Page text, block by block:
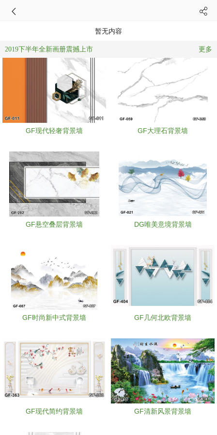
暂无内容
2019下半年全新画册震撼上市 更多
GF现代轻奢背景墙 GF大理石背景墙
GF悬空叠层背景墙 DG唯美意境背景墙
GF时尚新中式背景墙 GF几何北欧背景墙
GF现代简约背景墙 GF清新风景背景墙